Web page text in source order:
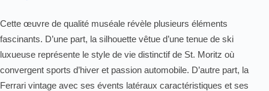
Cette œuvre de qualité muséale révèle plusieurs éléments
fascinants. D’une part, la silhouette vêtue d’une tenue de ski
luxueuse représente le style de vie distinctif de St. Moritz où
convergent sports d’hiver et passion automobile. D’autre part, la
Ferrari vintage avec ses évents latéraux caractéristiques et ses